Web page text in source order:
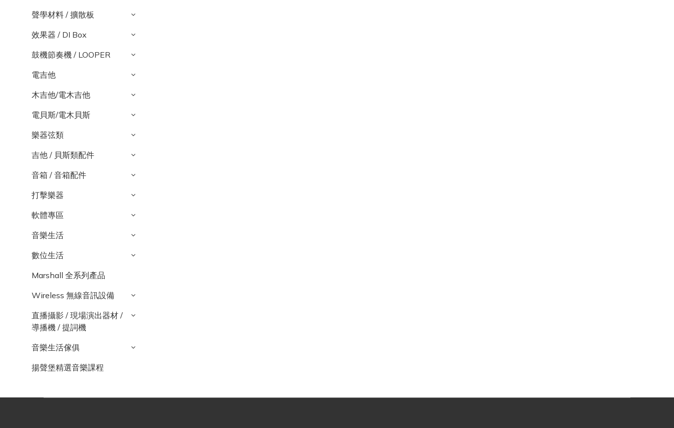
聲學材料 / 擴散板
效果器 / DI Box
鼓機節奏機 / LOOPER
電吉他
木吉他/電木吉他
電貝斯/電木貝斯
樂器弦類
吉他 / 貝斯類配件
音箱 / 音箱配件
打擊樂器
軟體專區
音樂生活
數位生活
Marshall 全系列產品
Wireless 無線音訊設備
直播攝影 / 現場演出器材 /
導播機 / 提詞機
音樂生活傢俱
揚聲堡精選音樂課程